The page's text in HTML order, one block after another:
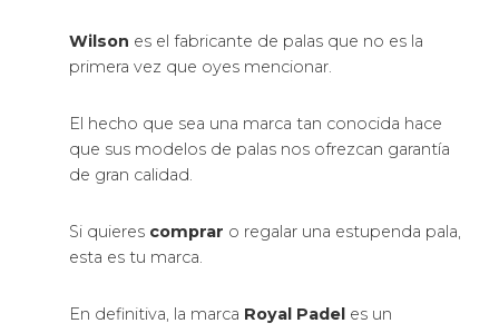
Wilson es el fabricante de palas que no es la
primera vez que oyes mencionar.
El hecho que sea una marca tan conocida hace
que sus modelos de palas nos ofrezcan garantía
de gran calidad.
Si quieres comprar o regalar una estupenda pala,
esta es tu marca.
En definitiva, la marca Royal Padel es un